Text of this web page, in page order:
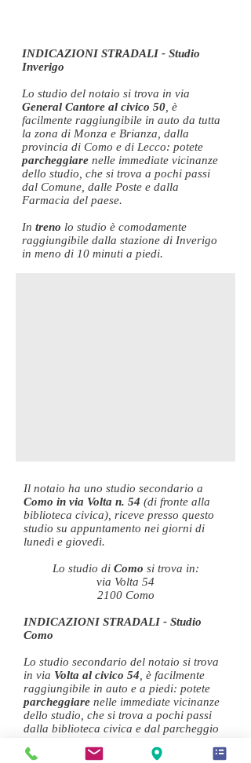
INDICAZIONI STRADALI - Studio
Inverigo
Lo studio del notaio si trova in via
General Cantore al civico 50 , è
facilmente raggiungibile in auto da tutta
la zona di Monza e Brianza, dalla
provincia di Como e di Lecco: potete
parcheggiare nelle immediate vicinanze
dello studio, che si trova a pochi passi
dal Comune, dalle Poste e dalla
Farmacia del paese.
In treno lo studio è comodamente
raggiungibile dalla stazione di Inverigo
in meno di 10 minuti a piedi.
Il notaio ha uno studio secondario a
Como in via Volta n. 54 (di fronte alla
biblioteca civica), riceve presso questo
studio su appuntamento nei giorni di
lunedì e giovedì.
Lo studio di Como si trova in:
via Volta 54
2100 Como
INDICAZIONI STRADALI - Studio
Como
Lo studio secondario del notaio si trova
in via Volta al civico 54 , è facilmente
raggiungibile in auto e a piedi: potete
parcheggiare nelle immediate vicinanze
dello studio, che si trova a pochi passi
dalla biblioteca civica e dal parcheggio
piedi), dall'autosilo di via Aguardi -